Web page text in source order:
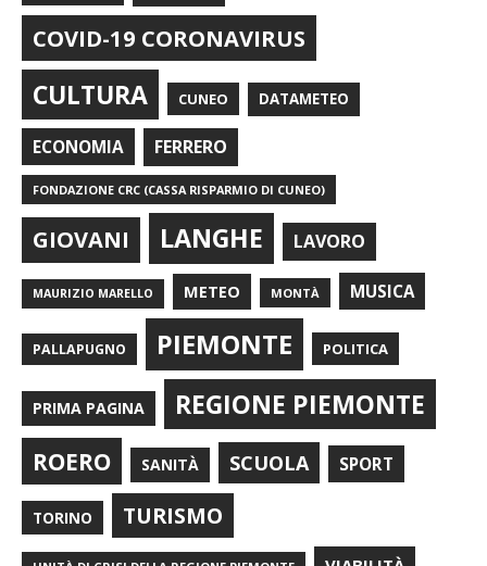
COVID-19 CORONAVIRUS
CULTURA CUNEO DATAMETEO
ECONOMIA FERRERO
FONDAZIONE CRC (CASSA RISPARMIO DI CUNEO)
GIOVANI LANGHE LAVORO
MAURIZIO MARELLO METEO MONTÀ MUSICA
PALLAPUGNO PIEMONTE POLITICA
PRIMA PAGINA REGIONE PIEMONTE
ROERO SANITÀ SCUOLA SPORT
TORINO TURISMO